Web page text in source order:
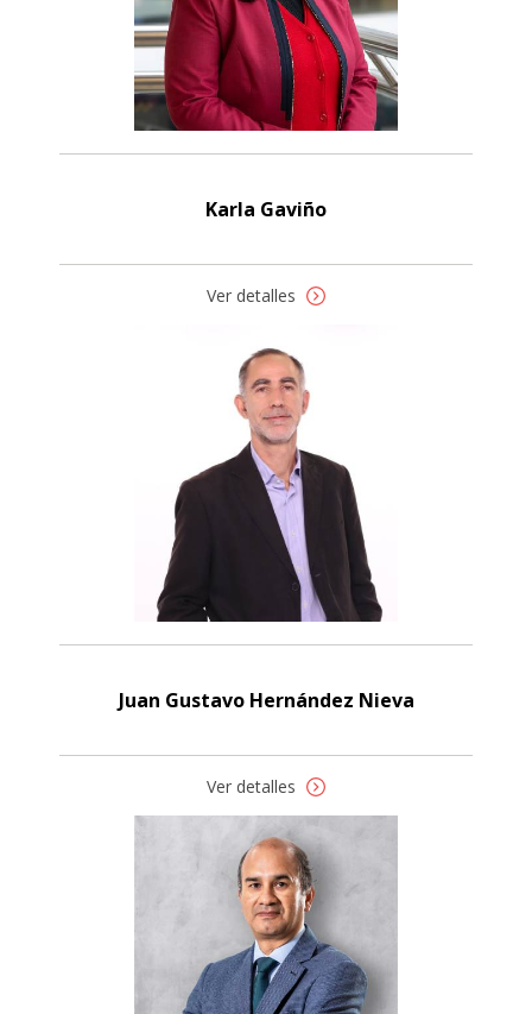
Karla Gaviño
Ver detalles
Juan Gustavo Hernández Nieva
Ver detalles